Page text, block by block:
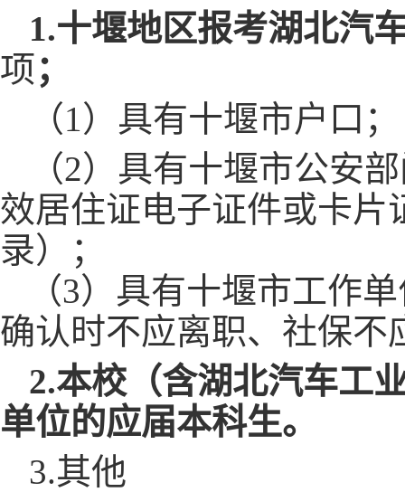
1.十堰地区报考湖北汽
项；
（1）具有十堰市户口；
（2）具有十堰市公安
效居住证电子证件或卡片
录）；
（3）具有十堰市工作
确认时不应离职、社保不
2.本校（含湖北汽车工
单位的应届本科生。
3.其他